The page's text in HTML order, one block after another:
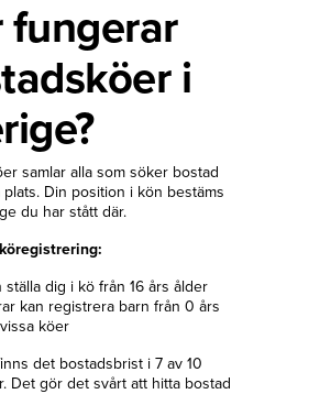
fungerar
i
samlar alla som söker bostad
plats. Din position i kön bestäms
du har stått där.
ställa dig i kö från 16 års ålder
kan registrera barn från 0 års
köer
det bostadsbrist i 7 av 10
Det gör det svårt att hitta bostad